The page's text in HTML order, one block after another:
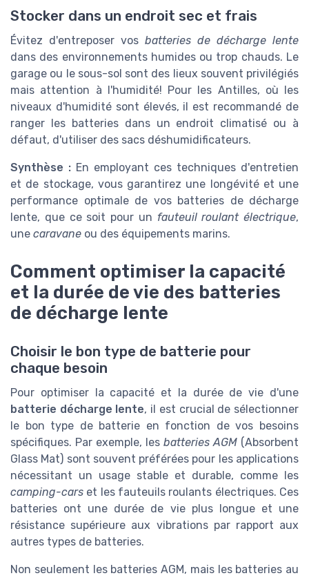
Stocker dans un endroit sec et frais
Évitez d'entreposer vos batteries de décharge lente
dans des environnements humides ou trop chauds. Le
garage ou le sous-sol sont des lieux souvent privilégiés
mais attention à l'humidité! Pour les Antilles, où les
niveaux d'humidité sont élevés, il est recommandé de
ranger les batteries dans un endroit climatisé ou à
défaut, d'utiliser des sacs déshumidificateurs.
Synthèse : En employant ces techniques d'entretien
et de stockage, vous garantirez une longévité et une
performance optimale de vos batteries de décharge
lente, que ce soit pour un fauteuil roulant électrique,
une caravane ou des équipements marins.
Comment optimiser la capacité
et la durée de vie des batteries
de décharge lente
Choisir le bon type de batterie pour
chaque besoin
Pour optimiser la capacité et la durée de vie d'une
batterie décharge lente, il est crucial de sélectionner
le bon type de batterie en fonction de vos besoins
spécifiques. Par exemple, les batteries AGM (Absorbent
Glass Mat) sont souvent préférées pour les applications
nécessitant un usage stable et durable, comme les
camping-cars et les fauteuils roulants électriques. Ces
batteries ont une durée de vie plus longue et une
résistance supérieure aux vibrations par rapport aux
autres types de batteries.
Non seulement les batteries AGM, mais les batteries au